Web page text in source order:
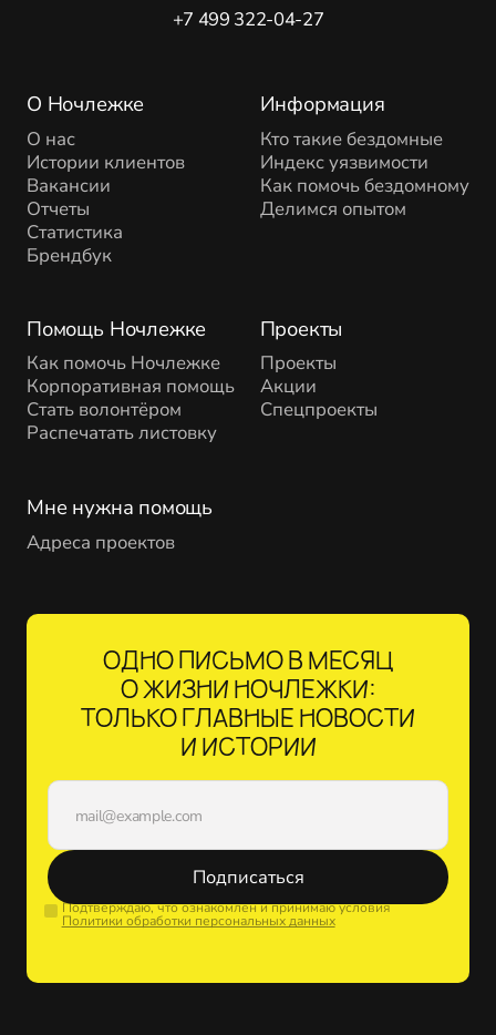
О Ночлежке
О нас
Истории клиентов
Вакансии
Отчеты
Статистика
Брендбук
Помощь Ночлежке
Как помочь Ночлежке
Корпоративная помощь
Стать волонтёром
Распечатать листовку
Проекты
Проекты
Акции
Спецпроекты
Информация
Кто такие бездомные
Индекс уязвимости
Как помочь бездомному
Делимся опытом
Мне нужна помощь
Адреса проектов
+7 499 322-04-27
ОДНО ПИСЬМО В МЕСЯЦ
О ЖИЗНИ НОЧЛЕЖКИ:
ТОЛЬКО ГЛАВНЫЕ НОВОСТИ
И ИСТОРИИ
Подписаться
Подтверждаю, что ознакомлен и принимаю условия
Политики обработки персональных данных